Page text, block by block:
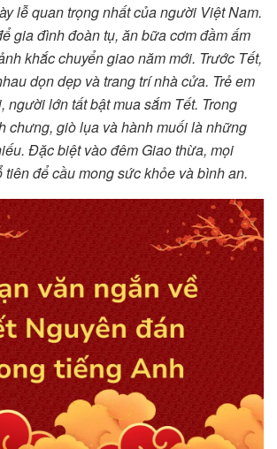
lễ quan trọng nhất của người Việt Nam.
gia đình đoàn tụ, ăn bữa cơm đầm ấm
khắc chuyển giao năm mới. Trước Tết,
dọn dẹp và trang trí nhà cửa. Trẻ em
người lớn tất bật mua sắm Tết. Trong
chưng, giò lụa và hành muối là những
Đặc biệt vào đêm Giao thừa, mọi
để cầu mong sức khỏe và bình an.